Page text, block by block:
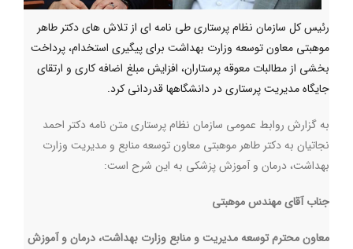
رئیس کل سازمان نظام پرستاری طی نامه ای از تلاش های دکتر طاهر
موهبتی معاون توسعه وزارت بهداشت برای پیگیری استخدام، پرداخت
بخشی از مطالبات معوقه پرستاران، افزایش مبلغ اضافه کاری و ارتقای
جایگاه مدیریت پرستاری در دانشگاهها قدردانی کرد.
به گزارش روابط عمومی سازمان نظام پرستاری متن نامه دکتر احمد
نجاتیان به دکتر طاهر موهبتی معاون توسعه منابع و مدیریت وزارت
بهداشت، درمان و آموزش پزشکی به این شرح است:
جناب آقای مهندس موهبتی
معاون محترم توسعه مدیریت و منابع وزارت بهداشت، درمان و آموزش